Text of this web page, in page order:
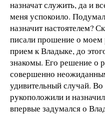
назначат служить, да и
меня успокоило.
назначит настоятелем?
писали прошение о
прием к Владыке, до
знакомы. Его решение о
совершенно
удивительный случай.
рукоположили и
впервые задумался о